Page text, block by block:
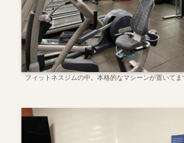
フィットネスジムの中。本格的なマシーンが置いてま